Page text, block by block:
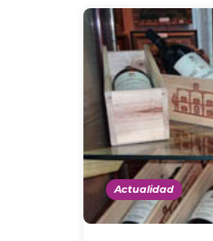
Actualidad